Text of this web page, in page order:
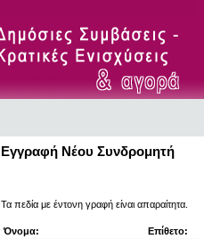
Εγγραφή Νέου Συνδρομητή
Τα πεδία με έντονη γραφή είναι απαραίτητα.
Όνομα: Επίθετο: